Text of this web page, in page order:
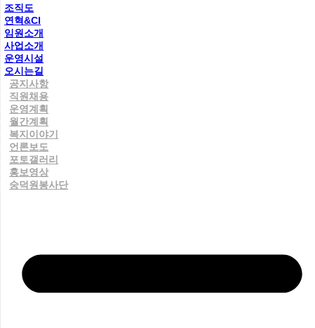
조직도
연혁&CI
임원소개
사업소개
운영시설
오시는길
공지사항
직원채용
운영계획
월간계획
복지이야기
언론보도
포토갤러리
홍보영상
숭덕원봉사단